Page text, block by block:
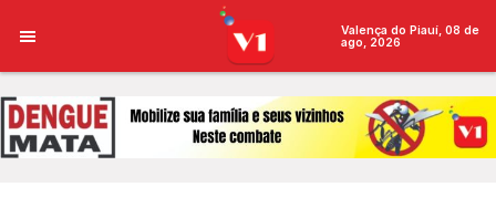
Valença do Piauí, 08 de
ago, 2026